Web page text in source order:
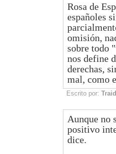
Rosa de
españoles
omisión,
sobre todo
nos define
derechas,
mal, como
Escrito por:
Aunque no
positivo
dice.